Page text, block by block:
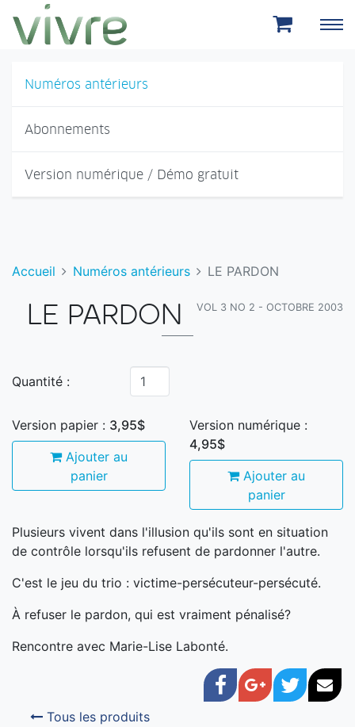
Aller au menu principal
Aller au contenu principal
Numéros antérieurs
Abonnements
Version numérique / Démo gratuit
Accueil Numéros antérieurs LE PARDON
VOL 3 NO 2 - OCTOBRE 2003
LE PARDON
Quantité :
Version papier : 3,95$
Ajouter au
panier
Version numérique :
4,95$
Ajouter au
panier
Plusieurs vivent dans l'illusion qu'ils sont en situation
de contrôle lorsqu'ils refusent de pardonner l'autre.
C'est le jeu du trio : victime-persécuteur-persécuté.
À refuser le pardon, qui est vraiment pénalisé?
Rencontre avec Marie-Lise Labonté.
Facebook
Google+
Twitter
Tous les produits